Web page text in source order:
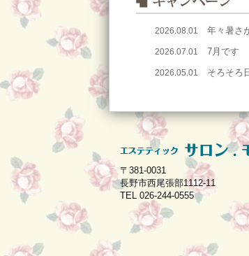
2026.08.01 年々暑さ
2026.07.01 7月です
2026.05.01 そろそろ
〒381-0031
長野市西尾張部1112-11
TEL 026-244-0555